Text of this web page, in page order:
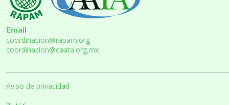
Email
coordinacion@rapam.org
coordinacion@caata.org.mx
Aviso de privacidad